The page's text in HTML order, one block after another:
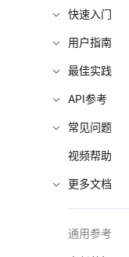
快速入门
用户指南
最佳实践
API参考
常见问题
视频帮助
更多文档
通用参考